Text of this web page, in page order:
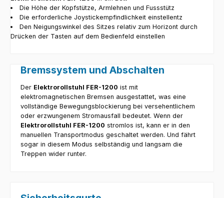
Die Höhe der Kopfstütze, Armlehnen und Fussstütz
Die erforderliche Joystickempfindlichkeit einstellentz
Den Neigungswinkel des Sitzes relativ zum Horizont durch
Drücken der Tasten auf dem Bedienfeld einstellen
Bremssystem und Abschalten
Der Elektrorollstuhl FER-1200 ist mit
elektromagnetischen Bremsen ausgestattet, was eine
vollständige Bewegungsblockierung bei versehentlichem
oder erzwungenem Stromausfall bedeutet. Wenn der
Elektrorollstuhl FER-1200 stromlos ist, kann er in den
manuellen Transportmodus geschaltet werden. Und fährt
sogar in diesem Modus selbständig und langsam die
Treppen wider runter.